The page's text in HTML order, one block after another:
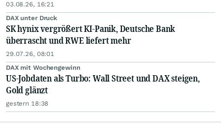
03.08.26, 16:21
DAX unter Druck
SK hynix vergrößert KI-Panik, Deutsche Bank
überrascht und RWE liefert mehr
29.07.26, 08:01
DAX mit Wochengewinn
US-Jobdaten als Turbo: Wall Street und DAX steigen,
Gold glänzt
gestern 18:38